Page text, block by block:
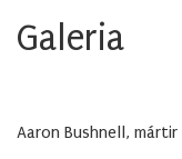
Galeria
Aaron Bushnell,